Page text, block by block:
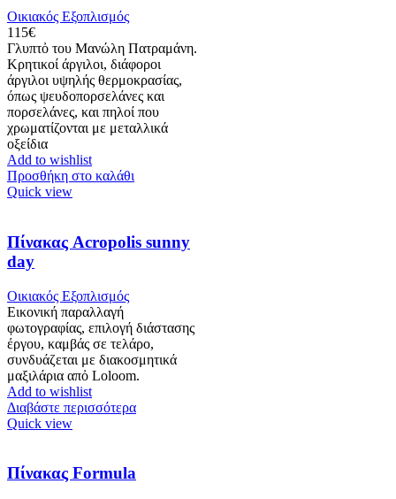
Οικιακός Εξοπλισμός
115€
Γλυπτὀ του Μανώλη Πατραμάνη.
Κρητικοί άργιλοι, διάφοροι
άργιλοι υψηλής θερμοκρασίας,
όπως ψευδοπορσελάνες και
πορσελάνες, και πηλοί που
χρωματίζονται με μεταλλικά
οξείδια
Add to wishlist
Προσθήκη στο καλάθι
Quick view
Πίνακας Acropolis sunny
day
Οικιακός Εξοπλισμός
Εικονική παραλλαγή
φωτογραφίας, επιλογή διάστασης
έργου, καμβάς σε τελάρο,
συνδυάζεται με διακοσμητικά
μαξιλάρια απὀ Loloom.
Add to wishlist
Διαβάστε περισσότερα
Quick view
Πίνακας Formula